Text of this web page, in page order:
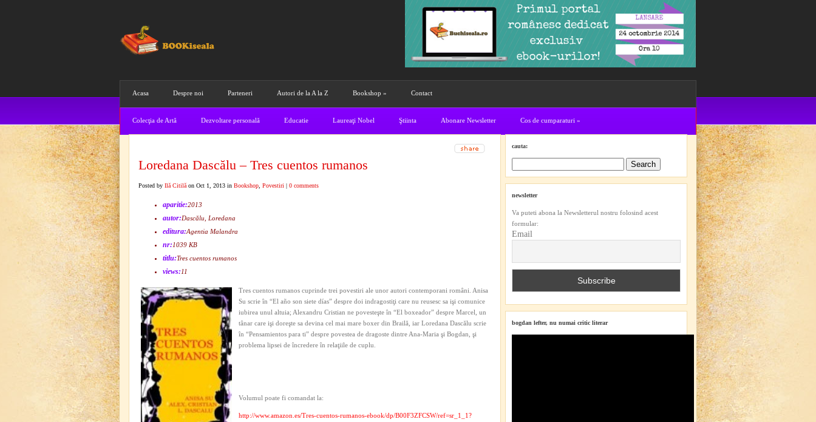
Acasa Despre noi Parteneri Autori de la A la Z Bookshop » Contact
Colecţia de Artă Dezvoltare personală Educatie Laureaţi Nobel Ştiinta Abonare Newsletter Cos de cumparaturi »
Loredana Dascălu – Tres cuentos rumanos
Posted by Ilă Citilă on Oct 1, 2013 in Bookshop Povestiri | 0 comments
aparitie:2013
autor:Dascălu, Loredana
editura:Agentia Malandra
nr:1039 KB
titlu:Tres cuentos rumanos
views:11
Tres cuentos rumanos cuprinde trei povestiri ale unor autori contemporani români. Anisa
Su scrie în “El año son siete días” despre doi indragostiţi care nu reusesc sa işi comunice
iubirea unul altuia; Alexandru Cristian ne povesteşte în “El boxeador” despre Marcel, un
tânar care işi doreşte sa devina cel mai mare boxer din Brailă, iar Loredana Dascălu scrie
în “Pensamientos para ti” despre povestea de dragoste dintre Ana-Maria şi Bogdan, şi
problema lipsei de încredere în relaţiile de cuplu.
Volumul poate fi comandat la:
http://www.amazon.es/Tres-cuentos-rumanos-ebook/dp/B00F3ZFCSW/ref=sr_1_1?
cauta:
newsletter
Va puteti abona la Newsletterul nostru folosind acest
formular:
Email
bogdan lefter, nu numai critic literar